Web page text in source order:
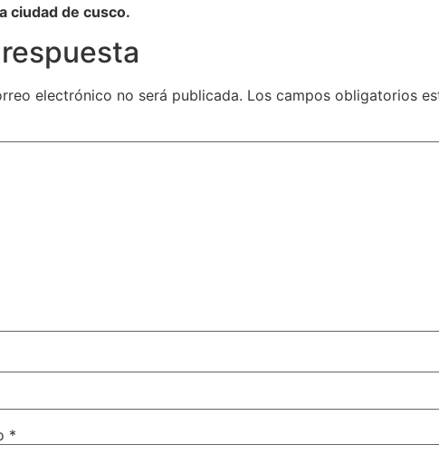
ciudad de cusco.
electrónico no será publicada. Los campos obligatorios
*